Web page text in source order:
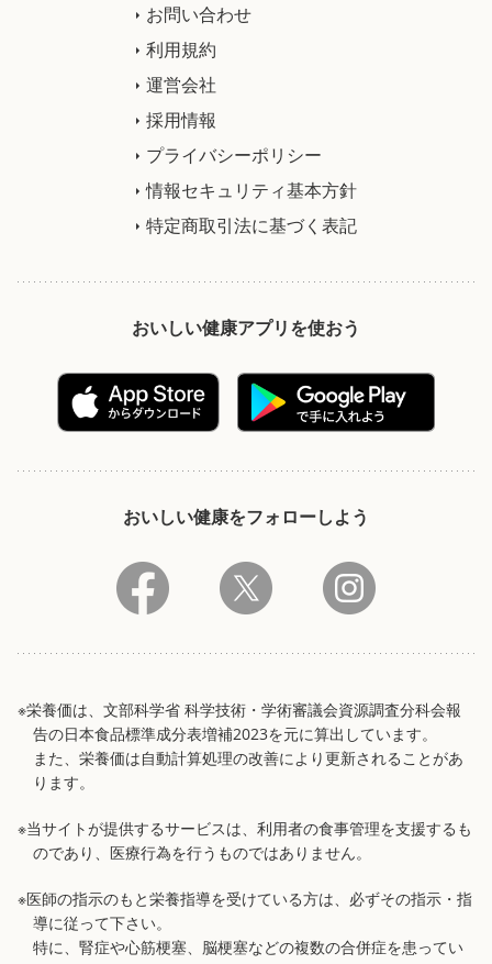
お問い合わせ
利用規約
運営会社
採用情報
プライバシーポリシー
情報セキュリティ基本方針
特定商取引法に基づく表記
おいしい健康アプリを使おう
おいしい健康をフォローしよう
※栄養価は、文部科学省 科学技術・学術審議会資源調査分科会報
告の日本食品標準成分表増補2023を元に算出しています。
また、栄養価は自動計算処理の改善により更新されることがあ
ります。
※当サイトが提供するサービスは、利用者の食事管理を支援するも
のであり、医療行為を行うものではありません。
※医師の指示のもと栄養指導を受けている方は、必ずその指示・指
導に従って下さい。
特に、腎症や心筋梗塞、脳梗塞などの複数の合併症を患ってい